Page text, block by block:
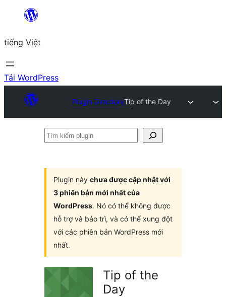
Chuyển
phần
nội
dung
tiếng Việt
Tải WordPress
Plugin DirectoryTip of the Day
Tìm
Plugin này chưa được cập nhật với
3 phiên bản mới nhất của
WordPress. Nó có thể không được
hỗ trợ và bảo trì, và có thể xung đột
với các phiên bản WordPress mới
nhất.
Tip of the
Day